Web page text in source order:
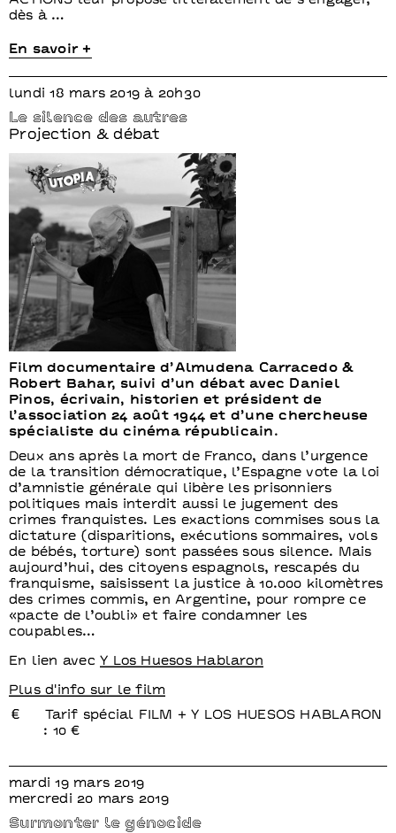
dès à …
En savoir +
lundi 18 mars 2019 à 20h30
Le silence des autres
Projection & débat
Film documentaire d’Almudena Carracedo &
Robert Bahar, suivi d’un débat avec Daniel
Pinos, écrivain, historien et président de
l’association 24 août 1944 et d’une chercheuse
spécialiste du cinéma républicain.
Deux ans après la mort de Franco, dans l’urgence
de la transition démocratique, l’Espagne vote la loi
d’amnistie générale qui libère les prisonniers
politiques mais interdit aussi le jugement des
crimes franquistes. Les exactions commises sous la
dictature (disparitions, exécutions sommaires, vols
de bébés, torture) sont passées sous silence. Mais
aujourd’hui, des citoyens espagnols, rescapés du
franquisme, saisissent la justice à 10.000 kilomètres
des crimes commis, en Argentine, pour rompre ce
«pacte de l’oubli» et faire condamner les
coupables…
En lien avecY Los Huesos Hablaron
Plus d'info sur le film
Tarif spécial FILM + Y LOS HUESOS HABLARON
: 10 €
mardi 19 mars 2019
mercredi 20 mars 2019
Surmonter le génocide